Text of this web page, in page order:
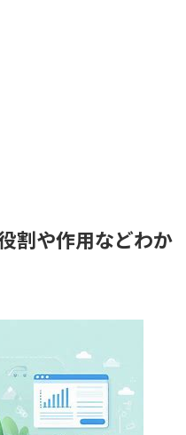
割や作用などわか